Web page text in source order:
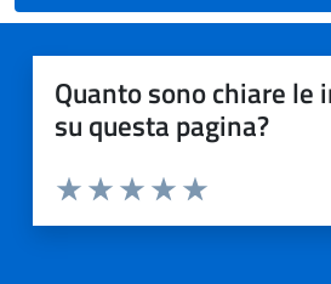
Quanto sono chiare le
su questa pagina?
Valuta da 1 a 5 stelle la pagina
Valuta 4 stelle su
Valuta 3 stelle su 5
Valuta 2 stelle su 5
Valuta 1 stelle su 5